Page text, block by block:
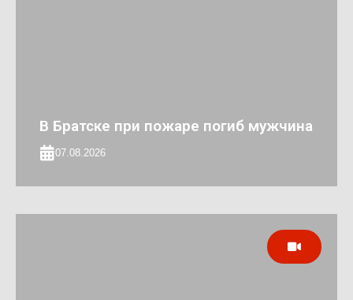
В Братске при пожаре погиб мужчина
07.08.2026